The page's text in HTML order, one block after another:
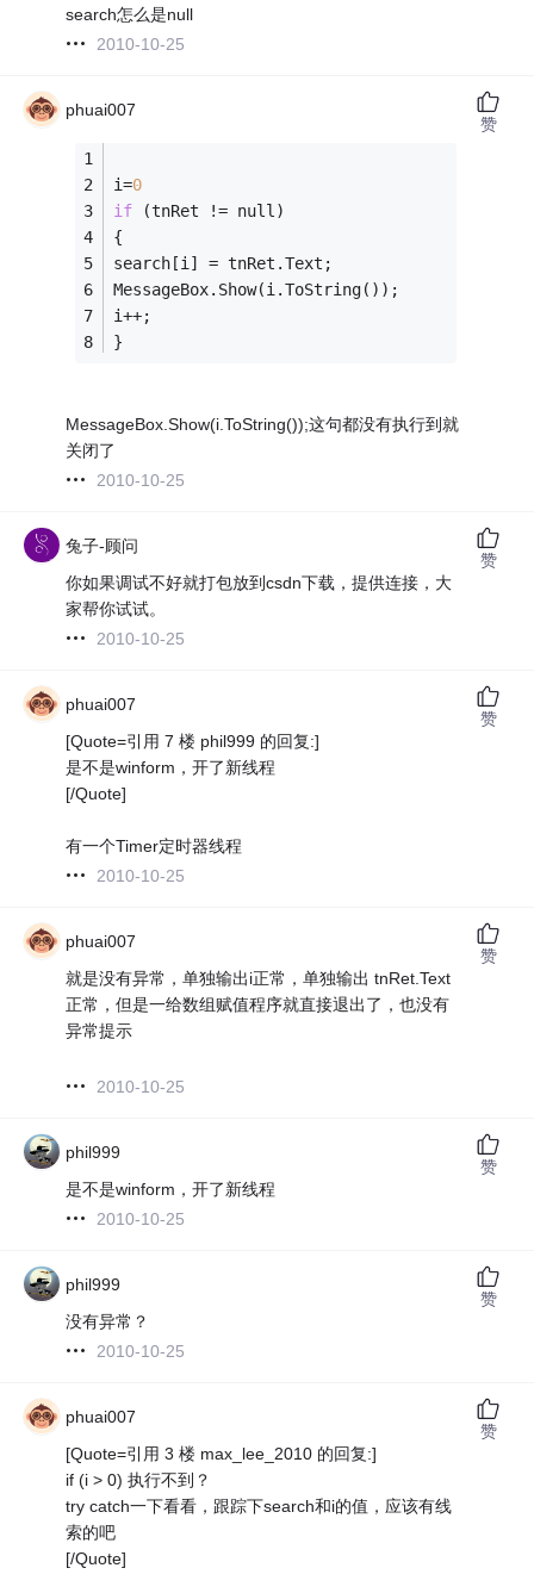
search怎么是null
2010-10-25
phuai007
i=0
if (tnRet != null)
{
search[i] = tnRet.Text;
MessageBox.Show(i.ToString());
i++;
}
MessageBox.Show(i.ToString());这句都没有执行到就
关闭了
2010-10-25
赞
兔子-顾问
你如果调试不好就打包放到csdn下载，提供连接，大
家帮你试试。
2010-10-25
赞
phuai007
[Quote=引用 7 楼 phil999 的回复:]
是不是winform，开了新线程
[/Quote]
有一个Timer定时器线程
2010-10-25
赞
phuai007
就是没有异常，单独输出i正常，单独输出 tnRet.Text
正常，但是一给数组赋值程序就直接退出了，也没有
异常提示
2010-10-25
赞
phil999
是不是winform，开了新线程
2010-10-25
赞
phil999
没有异常？
2010-10-25
赞
phuai007
[Quote=引用 3 楼 max_lee_2010 的回复:]
if (i > 0) 执行不到？
try catch一下看看，跟踪下search和i的值，应该有线
索的吧
[/Quote]
赞